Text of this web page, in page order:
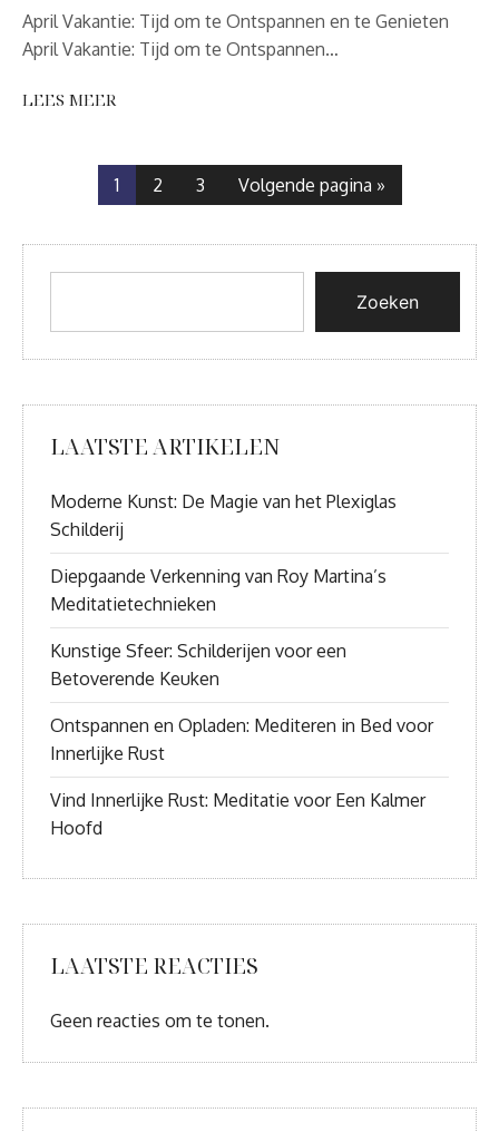
April Vakantie: Tijd om te Ontspannen en te Genieten
April Vakantie: Tijd om te Ontspannen…
LEES MEER
1 2 3 Volgende pagina »
Zoeken
LAATSTE ARTIKELEN
Moderne Kunst: De Magie van het Plexiglas
Schilderij
Diepgaande Verkenning van Roy Martina’s
Meditatietechnieken
Kunstige Sfeer: Schilderijen voor een
Betoverende Keuken
Ontspannen en Opladen: Mediteren in Bed voor
Innerlijke Rust
Vind Innerlijke Rust: Meditatie voor Een Kalmer
Hoofd
LAATSTE REACTIES
Geen reacties om te tonen.